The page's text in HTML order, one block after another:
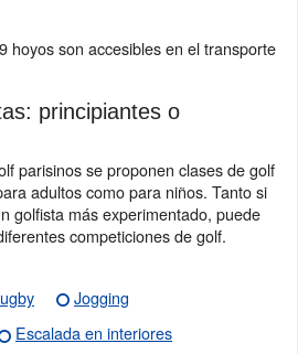
hoyos son accesibles en el transporte
principiantes o
parisinos se proponen clases de golf
adultos como para niños. Tanto si
golfista más experimentado, puede
competiciones de golf.
Jogging
Escalada en interiores